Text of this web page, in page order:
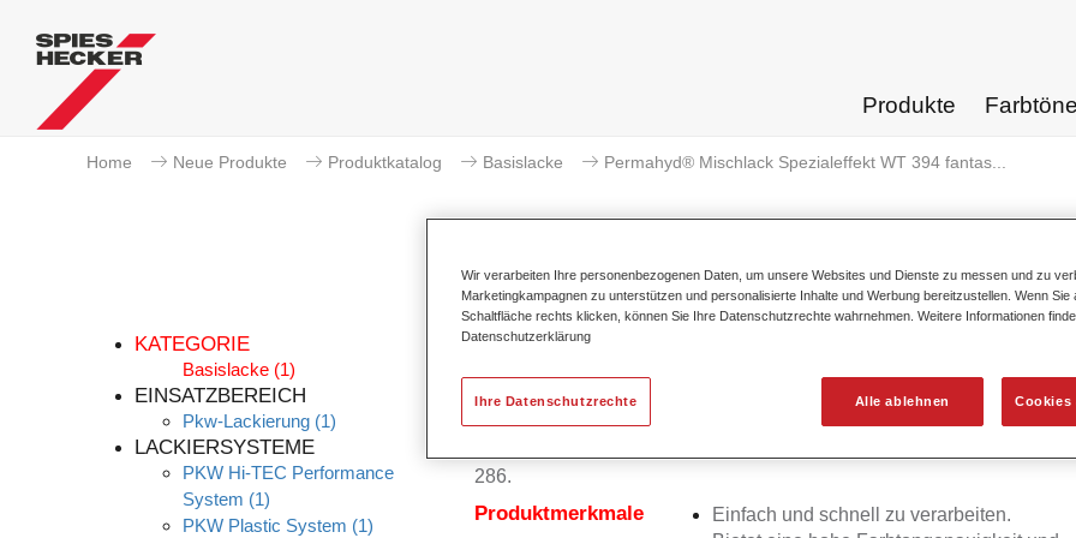
Produkte Farbtöne
Home Neue Produkte Produktkatalog Basislacke Permahyd® Mischlack Spezialeffekt WT 394 fantas...
KATEGORIE
Basislacke (1)
EINSATZBEREICH
Pkw-Lackierung (1)
LACKIERSYSTEME
PKW Hi-TEC Performance
System (1)
PKW Plastic System (1)
Permahyd® Mischlack
Permahyd Mischlack Spezialeffekt WT 394 fantasy cyan eignet sich
286.
Produktmerkmale
Einfach und schnell zu verarbeiten.
Wir verarbeiten Ihre personenbezogenen Daten, um unsere Websites und Dienste zu messen und zu
Marketingkampagnen zu unterstützen und personalisierte Inhalte und Werbung bereitzustellen. Wenn Sie
Schaltfläche rechts klicken, können Sie Ihre Datenschutzrechte wahrnehmen. Weitere Informationen
Datenschutzerklärung
Alle ablehnen Cookies
Ihre Datenschutzrechte